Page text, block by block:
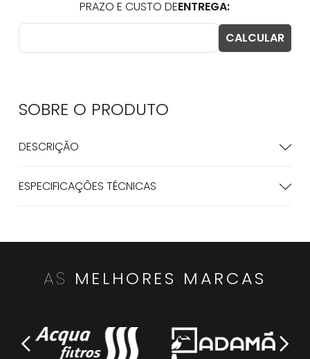
SOBRE O PRODUTO
DESCRIÇÃO
ESPECIFICAÇÕES TÉCNICAS
AS MELHORES MARCAS